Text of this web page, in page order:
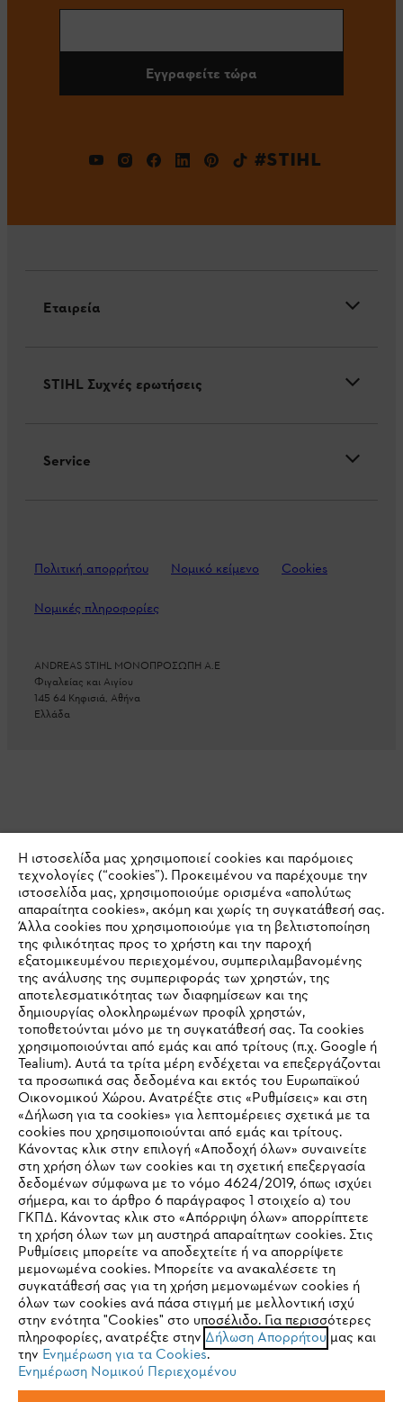
Εγγραφείτε τώρα
#STIHL
Εταιρεία
STIHL Συχνές ερωτήσεις
Service
Πολιτική απορρήτου Νομικό κείμενο Cookies
Νομικές πληροφορίες
ANDREAS STIHL ΜΟΝΟΠΡΟΣΩΠΗ A.E
Φιγαλείας και Αιγίου
145 64 Κηφισιά, Αθήνα
Ελλάδα
IHR BROWSER WIRD NICHT
UNTERSTÜTZT
Sie nutzen einen Browser, den wir noch nicht unterstützen. Für
eine optimale Nutzung unserer Seite empfehlen wir Ihnen, zu
einem der folgenden Browser zu wechseln:
Firefox Chrome
Η ιστοσελίδα μας χρησιμοποιεί cookies και παρόμοιες
τεχνολογίες (“cookies”). Προκειμένου να παρέχουμε την
ιστοσελίδα μας, χρησιμοποιούμε ορισμένα «απολύτως
απαραίτητα cookies», ακόμη και χωρίς τη συγκατάθεσή σας.
Άλλα cookies που χρησιμοποιούμε για τη βελτιστοποίηση
της φιλικότητας προς το χρήστη και την παροχή
εξατομικευμένου περιεχομένου, συμπεριλαμβανομένης
της ανάλυσης της συμπεριφοράς των χρηστών, της
αποτελεσματικότητας των διαφημίσεων και της
δημιουργίας ολοκληρωμένων προφίλ χρηστών,
τοποθετούνται μόνο με τη συγκατάθεσή σας. Τα cookies
χρησιμοποιούνται από εμάς και από τρίτους (π.χ. Google ή
Tealium). Αυτά τα τρίτα μέρη ενδέχεται να επεξεργάζονται
τα προσωπικά σας δεδομένα και εκτός του Ευρωπαϊκού
Οικονομικού Χώρου. Ανατρέξτε στις «Ρυθμίσεις» και στη
«Δήλωση για τα cookies» για λεπτομέρειες σχετικά με τα
cookies που χρησιμοποιούνται από εμάς και τρίτους.
Κάνοντας κλικ στην επιλογή «Αποδοχή όλων» συναινείτε
στη χρήση όλων των cookies και τη σχετική επεξεργασία
δεδομένων σύμφωνα με το νόμο 4624/2019, όπως ισχύει
σήμερα, και το άρθρο 6 παράγραφος 1 στοιχείο α) του
ΓΚΠΔ. Κάνοντας κλικ στο «Απόρριψη όλων» απορρίπτετε
τη χρήση όλων των μη αυστηρά απαραίτητων cookies. Στις
Ρυθμίσεις μπορείτε να αποδεχτείτε ή να απορρίψετε
μεμονωμένα cookies. Μπορείτε να ανακαλέσετε τη
συγκατάθεσή σας για τη χρήση μεμονωμένων cookies ή
όλων των cookies ανά πάσα στιγμή με μελλοντική ισχύ
στην ενότητα "Cookies" στο υποσέλιδο. Για περισσότερες
πληροφορίες, ανατρέξτε στην Δήλωση Απορρήτου μας και
την Ενημέρωση για τα Cookies.
Ενημέρωση Νομικού Περιεχομένου